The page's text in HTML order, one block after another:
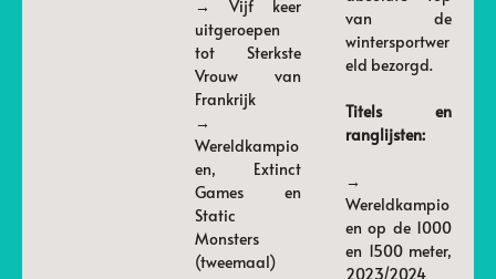
→ Vijf keer
uitgeroepen
tot Sterkste
Vrouw van
Frankrijk
→
Wereldkampio
en, Extinct
Games en
Static
Monsters
(tweemaal)
van de
wintersportwer
eld bezorgd.
Titels en
ranglijsten:
→
Wereldkampio
en op de 1000
en 1500 meter,
2023/2024